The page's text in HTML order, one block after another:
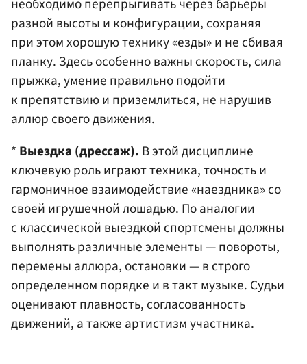
необходимо перепрыгивать через барьеры
разной высоты и конфигурации, сохраняя
при этом хорошую технику «езды» и не сбивая
планку. Здесь особенно важны скорость, сила
прыжка, умение правильно подойти
к препятствию и приземлиться, не нарушив
аллюр своего движения.
* Выездка (дрессаж). В этой дисциплине
ключевую роль играют техника, точность и
гармоничное взаимодействие «наездника» со
своей игрушечной лошадью. По аналогии
с классической выездкой спортсмены должны
выполнять различные элементы — повороты,
перемены аллюра, остановки — в строго
определенном порядке и в такт музыке. Судьи
оценивают плавность, согласованность
движений, а также артистизм участника.